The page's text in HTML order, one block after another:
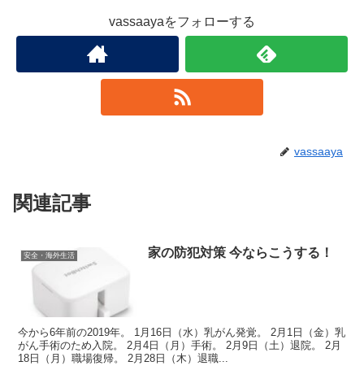
vassaayaをフォローする
vassaaya
関連記事
安全・海外生活 家の防犯対策 今ならこうする！
今から6年前の2019年。 1月16日（水）乳がん発覚。 2月1日（金）乳
がん手術のため入院。 2月4日（月）手術。 2月9日（土）退院。 2月
18日（月）職場復帰。 2月28日（木）退職...